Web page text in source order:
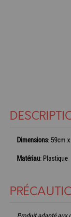
Dimensions: 59cm
Matériau: Plastique